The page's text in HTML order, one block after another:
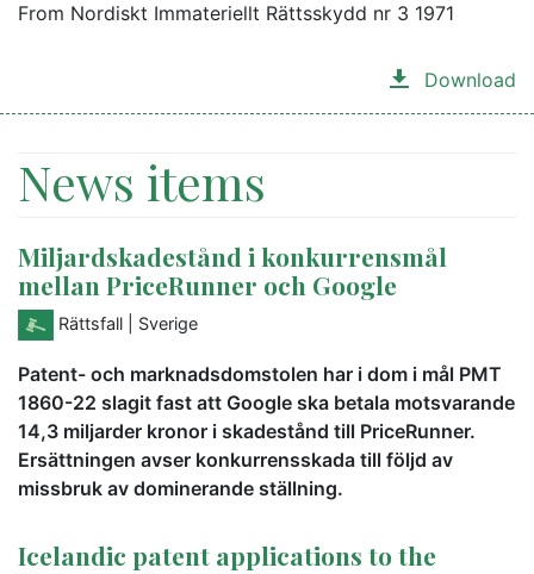
From Nordiskt Immateriellt Rättsskydd nr 3 1971
Download
News items
Miljardskadestånd i konkurrensmål
mellan PriceRunner och Google
Rättsfall | Sverige
Patent- och marknadsdomstolen har i dom i mål PMT
1860-22 slagit fast att Google ska betala motsvarande
14,3 miljarder kronor i skadestånd till PriceRunner.
Ersättningen avser konkurrensskada till följd av
missbruk av dominerande ställning.
Icelandic patent applications to the